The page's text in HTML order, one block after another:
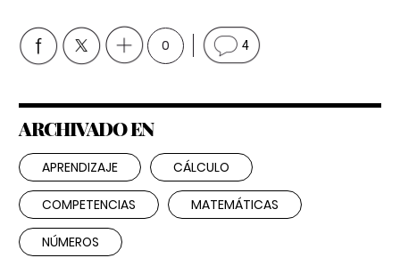
0 4
ARCHIVADO EN
APRENDIZAJE CÁLCULO
COMPETENCIAS MATEMÁTICAS
NÚMEROS